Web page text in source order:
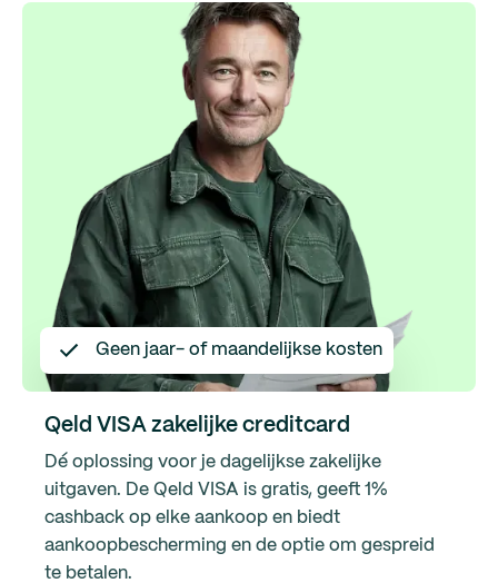
Geen jaar- of maandelijkse kosten
Qeld VISA zakelijke creditcard
Dé oplossing voor je dagelijkse zakelijke
uitgaven. De Qeld VISA is gratis, geeft 1%
cashback op elke aankoop en biedt
aankoopbescherming en de optie om gespreid
te betalen.